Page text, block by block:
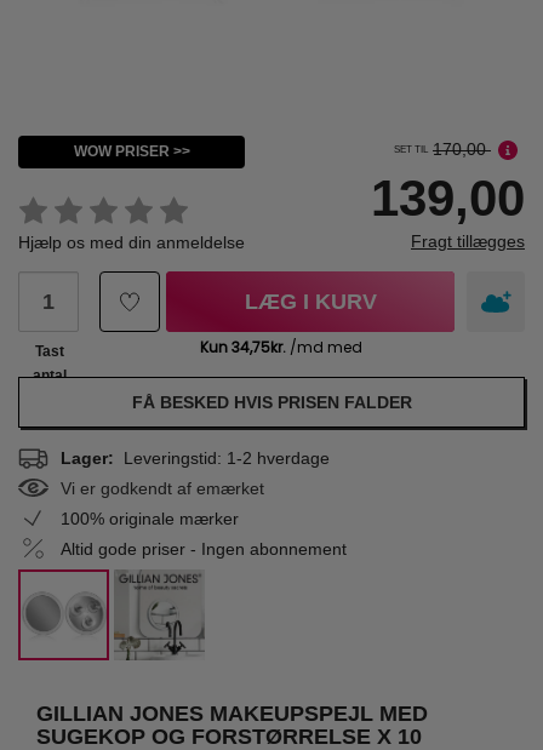
WOW PRISER >>
Hjælp os med din anmeldelse
SET TIL 170,00
139,00
Fragt tillægges
Tast
antal
LÆG I KURV
FÅ BESKED HVIS PRISEN FALDER
Lager: Leveringstid: 1-2 hverdage
Vi er godkendt af emærket
100% originale mærker
Altid gode priser - Ingen abonnement
GILLIAN JONES MAKEUPSPEJL MED
SUGEKOP OG FORSTØRRELSE X 10